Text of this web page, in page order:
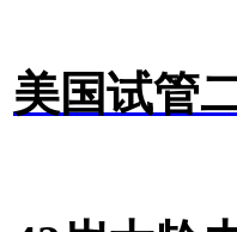
美国试管